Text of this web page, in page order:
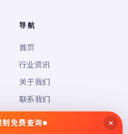
导航
首页
行业资讯
关于我们
联系我们
×
免费查询